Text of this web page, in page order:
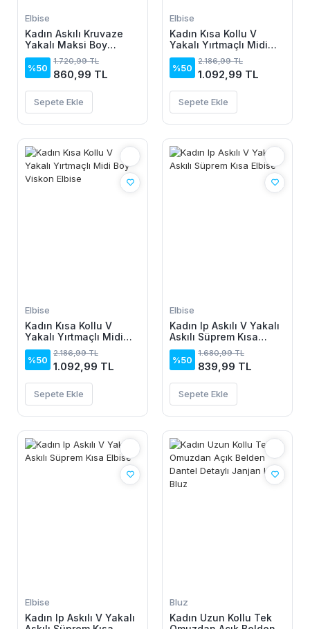
Elbise
Kadın Askılı Kruvaze
Yakalı Maksi Boy
Janjan Krep Elbise
%50
1.720,99 TL
860,99 TL
Sepete Ekle
Elbise
Kadın Kısa Kollu V
Yakalı Yırtmaçlı Midi
Boy Viskon Elbise
%50
2.186,99 TL
1.092,99 TL
Sepete Ekle
Elbise
Kadın Kısa Kollu V
Yakalı Yırtmaçlı Midi
Boy Viskon Elbise
%50
2.186,99 TL
1.092,99 TL
Sepete Ekle
Elbise
Kadın Ip Askılı V Yakalı
Askılı Süprem Kısa
Elbise
%50
1.680,99 TL
839,99 TL
Sepete Ekle
Elbise
Kadın Ip Askılı V Yakalı
Bluz
Kadın Uzun Kollu Tek